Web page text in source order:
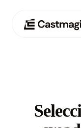
Casos
Precios